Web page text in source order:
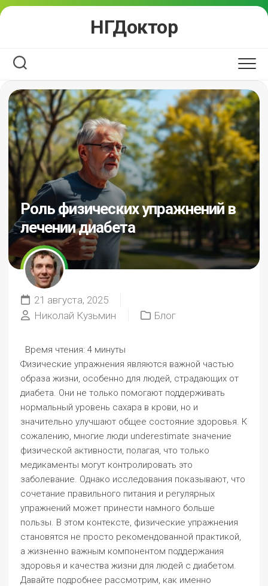
Перейти
НГДоктор
Роль физических упражнений в
лечении диабета
21 августа, 2025
Николай Кузьмин
Блог
Время чтения: 4 минуты
Физические упражнения являются важной частью
образа жизни, особенно для людей, страдающих от
диабета. Они не только помогают поддерживать
нормальный уровень сахара в крови, но и
значительно улучшают общее состояние здоровья. К
сожалению, многие люди underestimate значение
физической активности, полагая, что только
медикаменты могут контролировать это
заболевание. Однако исследования показывают, что
сочетание правильного питания и регулярных
упражнений может принести намного больше
пользы. В этом контексте, физические упражнения
становятся не просто рекомендованной практикой,
а жизненно важным компонентом поддержания
здоровья и качества жизни для людей с диабетом.
Давайте подробнее рассмотрим, как именно